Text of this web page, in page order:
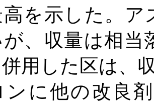
高を示した。
、収量は相
用した区は、
ンに他の改良